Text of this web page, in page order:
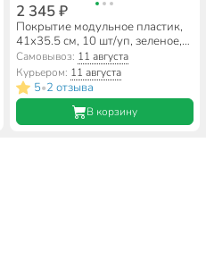
2 345 ₽
Покрытие модульное пластик,
41х35.5 см, 10 шт/уп, зеленое,
Шестигранник, ДС.071675
Самовывоз: 11 августа
Курьером: 11 августа
5•2 отзыва
В корзину